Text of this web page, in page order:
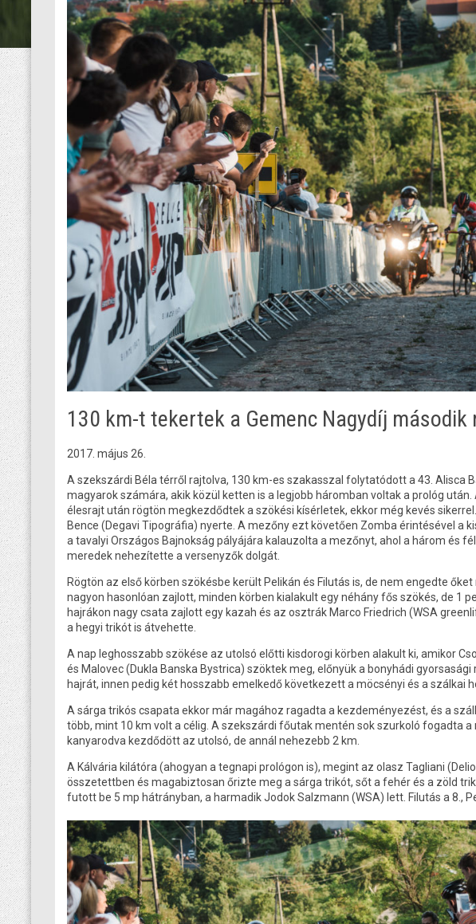
130 km-t tekertek a Gemenc Nagydíj második
2017. május 26.
A szekszárdi Béla térről rajtolva, 130 km-es szakasszal folytatódott a 43. Alisca
magyarok számára, akik közül ketten is a legjobb háromban voltak a prológ
élesrajt után rögtön megkezdődtek a szökési kísérletek, ekkor még kevés
Bence (Degavi Tipográfia) nyerte. A mezőny ezt követően Zomba érintésével a
a tavalyi Országos Bajnokság pályájára kalauzolta a mezőnyt, ahol a három és
meredek nehezítette a versenyzők dolgát.
Rögtön az első körben szökésbe került Pelikán és Filutás is, de nem engedte
nagyon hasonlóan zajlott, minden körben kialakult egy néhány fős szökés, de 1
hajrákon nagy csata zajlott egy kazah és az osztrák Marco Friedrich (WSA
a hegyi trikót is átvehette.
A nap leghosszabb szökése az utolsó előtti kisdorogi körben alakult ki, amikor
és Malovec (Dukla Banska Bystrica) szöktek meg, előnyük a bonyhádi
hajrát, innen pedig két hosszabb emelkedő következett a möcsényi és a szálkai
A sárga trikós csapata ekkor már magához ragadta a kezdeményezést, és a
több, mint 10 km volt a célig. A szekszárdi főutak mentén sok szurkoló fogadta
kanyarodva kezdődött az utolsó, de annál nehezebb 2 km.
A Kálvária kilátóra (ahogyan a tegnapi prológon is), megint az olasz Tagliani
összetettben és magabiztosan őrizte meg a sárga trikót, sőt a fehér és a zöld
futott be 5 mp hátrányban, a harmadik Jodok Salzmann (WSA) lett. Filutás a 8.,